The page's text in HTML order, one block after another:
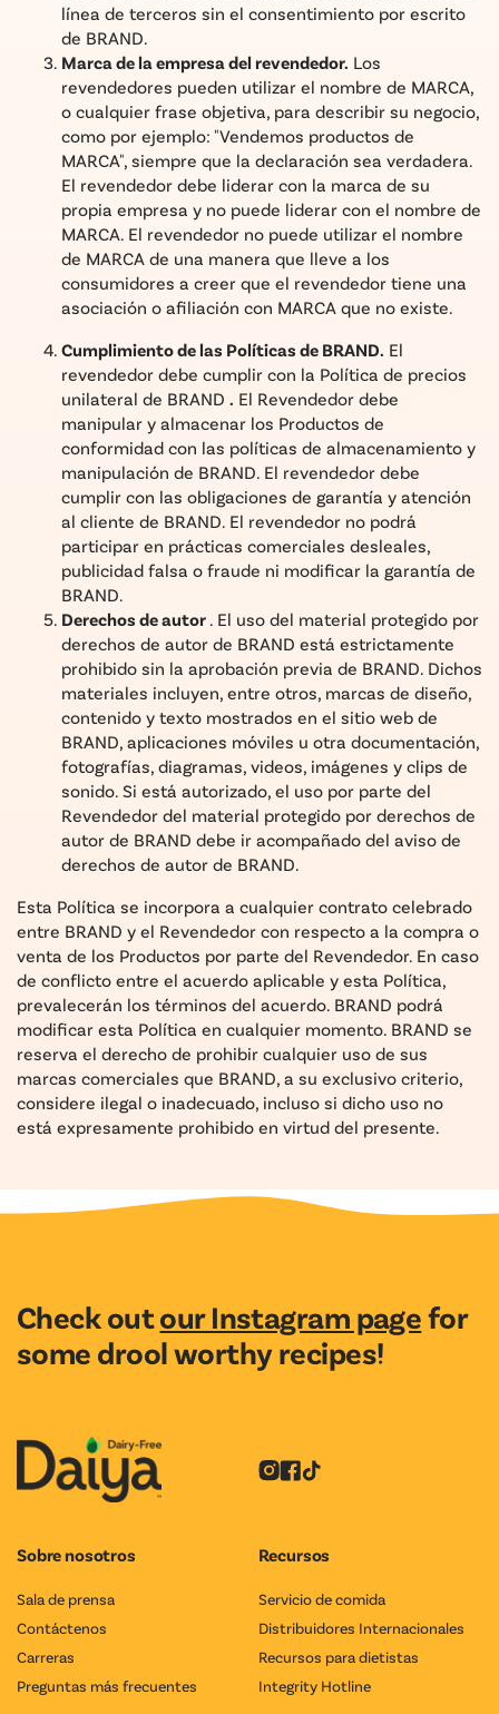
línea de terceros sin el consentimiento por escrito
de BRAND.
Marca de la empresa del revendedor. Los
revendedores pueden utilizar el nombre de MARCA,
o cualquier frase objetiva, para describir su negocio,
como por ejemplo: "Vendemos productos de
MARCA", siempre que la declaración sea verdadera.
El revendedor debe liderar con la marca de su
propia empresa y no puede liderar con el nombre de
MARCA. El revendedor no puede utilizar el nombre
de MARCA de una manera que lleve a los
consumidores a creer que el revendedor tiene una
asociación o afiliación con MARCA que no existe.
Cumplimiento de las Políticas de BRAND. El
revendedor debe cumplir con la Política de precios
unilateral de BRAND . El Revendedor debe
manipular y almacenar los Productos de
conformidad con las políticas de almacenamiento y
manipulación de BRAND. El revendedor debe
cumplir con las obligaciones de garantía y atención
al cliente de BRAND. El revendedor no podrá
participar en prácticas comerciales desleales,
publicidad falsa o fraude ni modificar la garantía de
BRAND.
Derechos de autor . El uso del material protegido por
derechos de autor de BRAND está estrictamente
prohibido sin la aprobación previa de BRAND. Dichos
materiales incluyen, entre otros, marcas de diseño,
contenido y texto mostrados en el sitio web de
BRAND, aplicaciones móviles u otra documentación,
fotografías, diagramas, videos, imágenes y clips de
sonido. Si está autorizado, el uso por parte del
Revendedor del material protegido por derechos de
autor de BRAND debe ir acompañado del aviso de
derechos de autor de BRAND.
Esta Política se incorpora a cualquier contrato celebrado
entre BRAND y el Revendedor con respecto a la compra o
venta de los Productos por parte del Revendedor. En caso
de conflicto entre el acuerdo aplicable y esta Política,
prevalecerán los términos del acuerdo. BRAND podrá
modificar esta Política en cualquier momento. BRAND se
reserva el derecho de prohibir cualquier uso de sus
marcas comerciales que BRAND, a su exclusivo criterio,
considere ilegal o inadecuado, incluso si dicho uso no
está expresamente prohibido en virtud del presente.
Check outour Instagram pagefor
some drool worthy recipes!
Instagram
Facebook
Tiktok
Sobre nosotros
Sala de prensa
Contáctenos
Carreras
Preguntas más frecuentes
Recursos
Servicio de comida
Distribuidores Internacionales
Recursos para dietistas
Integrity Hotline